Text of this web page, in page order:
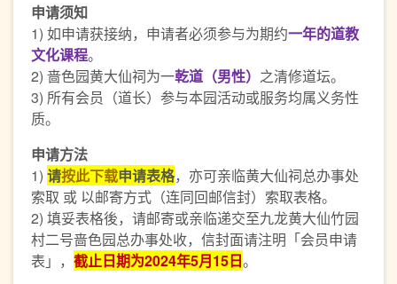
申请须知
1) 如申请获接纳，申请者必须参与为期约一年的道教
文化课程。
2) 啬色园黄大仙祠为一乾道（男性） 之清修道坛。
3) 所有会员（道长）参与本园活动或服务均属义务性
质。
申请方法
1) 请按此下载申请表格，亦可亲临黄大仙祠总办事处
索取 或 以邮寄方式（连同回邮信封）索取表格。
2) 填妥表格後，请邮寄或亲临递交至九龙黄大仙竹园
村二号啬色园总办事处收，信封面请注明「会员申请
表」， 截止日期为2024年5月15日。